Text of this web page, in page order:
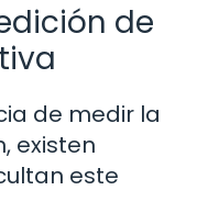
de
de medir la
existen
este